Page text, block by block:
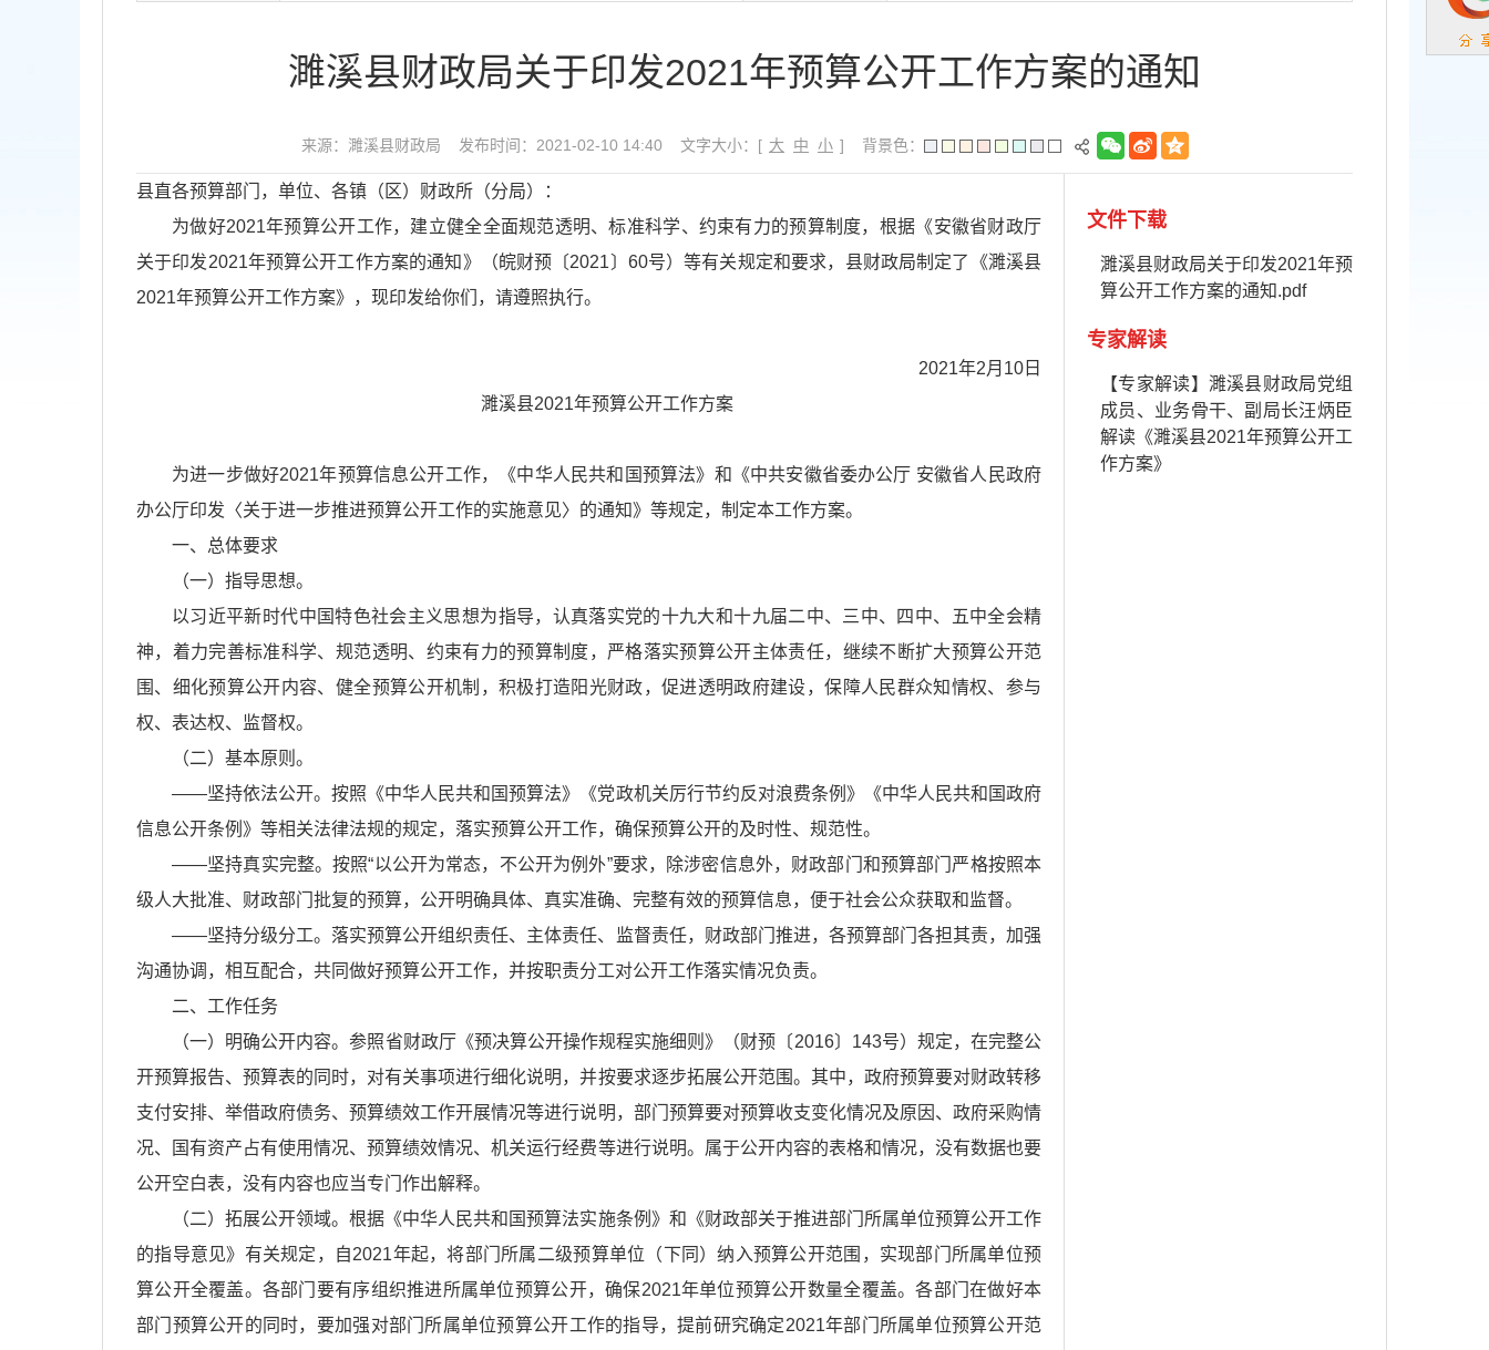
濉溪县财政局关于印发2021年预算公开工作方案的通知
来源：濉溪县财政局 发布时间：2021-02-10 14:40 文字大小：[ 大 中 小 ] 背景色：
县直各预算部门，单位、各镇（区）财政所（分局）：
为做好2021年预算公开工作，建立健全全面规范透明、标准科学、约束有力的预算制度，根据《安徽省财政厅
关于印发2021年预算公开工作方案的通知》（皖财预〔2021〕60号）等有关规定和要求，县财政局制定了《濉溪县
2021年预算公开工作方案》，现印发给你们，请遵照执行。
2021年2月10日
濉溪县2021年预算公开工作方案
为进一步做好2021年预算信息公开工作，《中华人民共和国预算法》和《中共安徽省委办公厅 安徽省人民政府
办公厅印发〈关于进一步推进预算公开工作的实施意见〉的通知》等规定，制定本工作方案。
一、总体要求
（一）指导思想。
以习近平新时代中国特色社会主义思想为指导，认真落实党的十九大和十九届二中、三中、四中、五中全会精
神，着力完善标准科学、规范透明、约束有力的预算制度，严格落实预算公开主体责任，继续不断扩大预算公开范
围、细化预算公开内容、健全预算公开机制，积极打造阳光财政，促进透明政府建设，保障人民群众知情权、参与
权、表达权、监督权。
（二）基本原则。
——坚持依法公开。按照《中华人民共和国预算法》《党政机关厉行节约反对浪费条例》《中华人民共和国政府
信息公开条例》等相关法律法规的规定，落实预算公开工作，确保预算公开的及时性、规范性。
——坚持真实完整。按照“以公开为常态，不公开为例外”要求，除涉密信息外，财政部门和预算部门严格按照本
级人大批准、财政部门批复的预算，公开明确具体、真实准确、完整有效的预算信息，便于社会公众获取和监督。
——坚持分级分工。落实预算公开组织责任、主体责任、监督责任，财政部门推进，各预算部门各担其责，加强
沟通协调，相互配合，共同做好预算公开工作，并按职责分工对公开工作落实情况负责。
二、工作任务
（一）明确公开内容。参照省财政厅《预决算公开操作规程实施细则》（财预〔2016〕143号）规定，在完整公
开预算报告、预算表的同时，对有关事项进行细化说明，并按要求逐步拓展公开范围。其中，政府预算要对财政转移
支付安排、举借政府债务、预算绩效工作开展情况等进行说明，部门预算要对预算收支变化情况及原因、政府采购情
况、国有资产占有使用情况、预算绩效情况、机关运行经费等进行说明。属于公开内容的表格和情况，没有数据也要
公开空白表，没有内容也应当专门作出解释。
（二）拓展公开领域。根据《中华人民共和国预算法实施条例》和《财政部关于推进部门所属单位预算公开工作
的指导意见》有关规定，自2021年起，将部门所属二级预算单位（下同）纳入预算公开范围，实现部门所属单位预
算公开全覆盖。各部门要有序组织推进所属单位预算公开，确保2021年单位预算公开数量全覆盖。各部门在做好本
部门预算公开的同时，要加强对部门所属单位预算公开工作的指导，提前研究确定2021年部门所属单位预算公开范
文件下载
濉溪县财政局关于印发2021年预
算公开工作方案的通知.pdf
专家解读
【专家解读】濉溪县财政局党组
成员、业务骨干、副局长汪炳臣
解读《濉溪县2021年预算公开工
作方案》